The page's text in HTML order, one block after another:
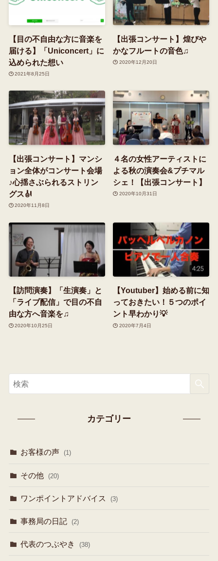
【目の不自由な方に音楽を
届ける】「Uniconcert」に
込められた想い
2021年8月25日
【出張コンサート】煌びや
かなフルートの音色♫
2020年12月20日
【出張コンサート】マンシ
ョン全体がコンサート会場
♪心揺さぶられるストリン
グス🎻
2020年11月8日
４名の女性アーティストに
よる秋の演奏会&プチマル
シェ！【出張コンサート】
2020年10月31日
【訪問演奏】「生演奏」と
「ライブ配信」で目の不自
由な方へ音楽を♫
2020年10月25日
【Youtuber】始める前に知
っておきたい！５つのポイ
ント早わかり💡
2020年7月4日
カテゴリー
お客様の声 (1)
その他 (20)
ワンポイントアドバイス (3)
事務局の日記 (2)
代表のつぶやき (38)